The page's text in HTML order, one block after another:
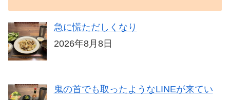
急に慌ただしくなり
2026年8月8日
鬼の首でも取ったようなLINEが来てい